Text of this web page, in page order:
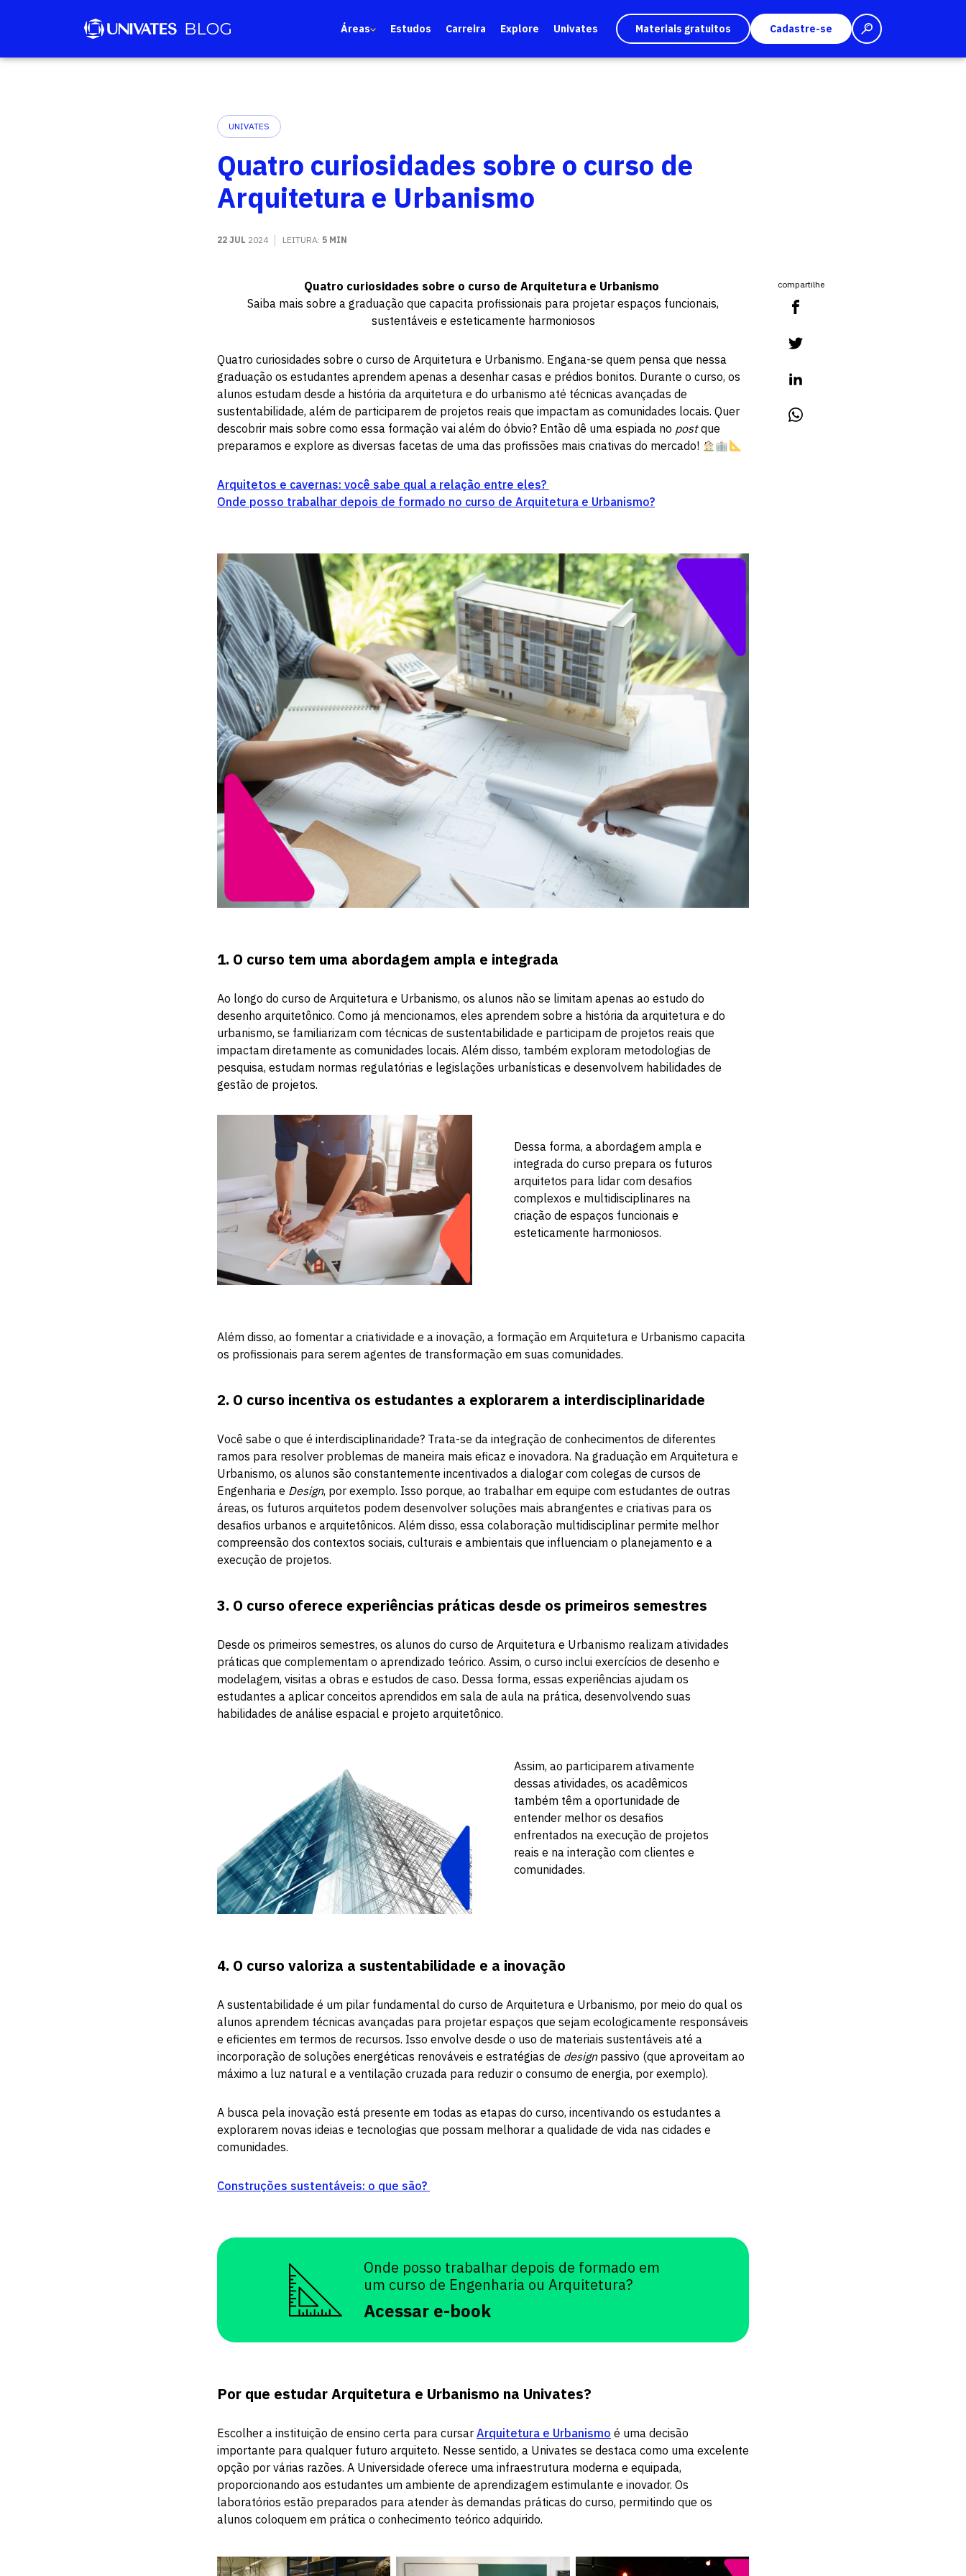
Áreas Estudos Carreira Explore Univates Materiais gratuitos Cadastre-se
UNIVATES
Quatro curiosidades sobre o curso de
Arquitetura e Urbanismo
22 JUL 2024 LEITURA: 5 MIN
Quatro curiosidades sobre o curso de Arquitetura e Urbanismo
Saiba mais sobre a graduação que capacita profissionais para projetar espaços funcionais,
sustentáveis e esteticamente harmoniosos
Quatro curiosidades sobre o curso de Arquitetura e Urbanismo. Engana-se quem pensa que nessa
graduação os estudantes aprendem apenas a desenhar casas e prédios bonitos. Durante o curso, os
alunos estudam desde a história da arquitetura e do urbanismo até técnicas avançadas de
sustentabilidade, além de participarem de projetos reais que impactam as comunidades locais. Quer
descobrir mais sobre como essa formação vai além do óbvio? Então dê uma espiada no postque
preparamos e explore as diversas facetas de uma das profissões mais criativas do mercado!
Arquitetos e cavernas: você sabe qual a relação entre eles?
Onde posso trabalhar depois de formado no curso de Arquitetura e Urbanismo?
1. O curso tem uma abordagem ampla e integrada
Ao longo do curso de Arquitetura e Urbanismo, os alunos não se limitam apenas ao estudo do
desenho arquitetônico. Como já mencionamos, eles aprendem sobre a história da arquitetura e do
urbanismo, se familiarizam com técnicas de sustentabilidade e participam de projetos reais que
impactam diretamente as comunidades locais. Além disso, também exploram metodologias de
pesquisa, estudam normas regulatórias e legislações urbanísticas e desenvolvem habilidades de
gestão de projetos.
Dessa forma, a abordagem ampla e
integrada do curso prepara os futuros
arquitetos para lidar com desafios
complexos e multidisciplinares na
criação de espaços funcionais e
esteticamente harmoniosos.
Além disso, ao fomentar a criatividade e a inovação, a formação em Arquitetura e Urbanismo capacita
os profissionais para serem agentes de transformação em suas comunidades.
2. O curso incentiva os estudantes a explorarem a interdisciplinaridade
Você sabe o que é interdisciplinaridade? Trata-se da integração de conhecimentos de diferentes
ramos para resolver problemas de maneira mais eficaz e inovadora. Na graduação em Arquitetura e
Urbanismo, os alunos são constantemente incentivados a dialogar com colegas de cursos de
Engenharia e Design, por exemplo. Isso porque, ao trabalhar em equipe com estudantes de outras
áreas, os futuros arquitetos podem desenvolver soluções mais abrangentes e criativas para os
desafios urbanos e arquitetônicos. Além disso, essa colaboração multidisciplinar permite melhor
compreensão dos contextos sociais, culturais e ambientais que influenciam o planejamento e a
execução de projetos.
3. O curso oferece experiências práticas desde os primeiros semestres
Desde os primeiros semestres, os alunos do curso de Arquitetura e Urbanismo realizam atividades
práticas que complementam o aprendizado teórico. Assim, o curso inclui exercícios de desenho e
modelagem, visitas a obras e estudos de caso. Dessa forma, essas experiências ajudam os
estudantes a aplicar conceitos aprendidos em sala de aula na prática, desenvolvendo suas
habilidades de análise espacial e projeto arquitetônico.
Assim, ao participarem ativamente
dessas atividades, os acadêmicos
também têm a oportunidade de
entender melhor os desafios
enfrentados na execução de projetos
reais e na interação com clientes e
comunidades.
4. O curso valoriza a sustentabilidade e a inovação
A sustentabilidade é um pilar fundamental do curso de Arquitetura e Urbanismo, por meio do qual os
alunos aprendem técnicas avançadas para projetar espaços que sejam ecologicamente responsáveis
e eficientes em termos de recursos. Isso envolve desde o uso de materiais sustentáveis até a
incorporação de soluções energéticas renováveis e estratégias de design passivo (que aproveitam ao
máximo a luz natural e a ventilação cruzada para reduzir o consumo de energia, por exemplo).
A busca pela inovação está presente em todas as etapas do curso, incentivando os estudantes a
explorarem novas ideias e tecnologias que possam melhorar a qualidade de vida nas cidades e
comunidades.
Construções sustentáveis: o que são?
Onde posso trabalhar depois de formado em
um curso de Engenharia ou Arquitetura?
Acessar e-book
Por que estudar Arquitetura e Urbanismo na Univates?
Escolher a instituição de ensino certa para cursar Arquitetura e Urbanismo é uma decisão
importante para qualquer futuro arquiteto. Nesse sentido, a Univates se destaca como uma excelente
opção por várias razões. A Universidade oferece uma infraestrutura moderna e equipada,
proporcionando aos estudantes um ambiente de aprendizagem estimulante e inovador. Os
laboratórios estão preparados para atender às demandas práticas do curso, permitindo que os
alunos coloquem em prática o conhecimento teórico adquirido.
compartilhe